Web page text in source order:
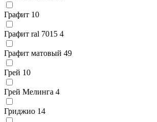
Графит 10
Графит ral 7015 4
Графит матовый 49
Грей 10
Грей Мелинга 4
Гриджио 14